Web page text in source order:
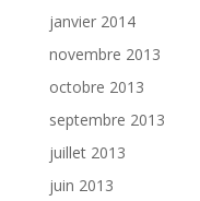
janvier 2014
novembre 2013
octobre 2013
septembre 2013
juillet 2013
juin 2013